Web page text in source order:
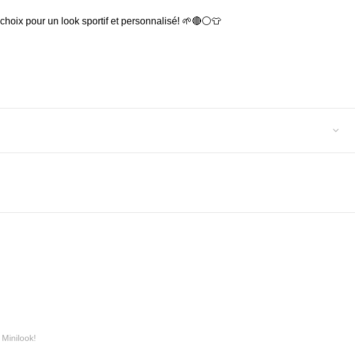
pour un look sportif et personnalisé! 🌱🔴⚪👕